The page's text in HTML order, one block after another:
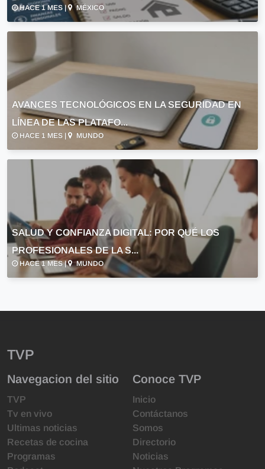
HACE 1 MES | MÉXICO
AVANCES TECNOLÓGICOS EN LA SEGURIDAD EN
LÍNEA DE LAS PLATAFO...
HACE 1 MES | MUNDO
SALUD Y CONFIANZA DIGITAL: POR QUÉ LOS
PROFESIONALES DE LA S...
HACE 1 MES | MUNDO
TVP
Navegacion del sitio
TVP
Tv en vivo
Ultimas noticias
Recetas de cocina
Programas
Conoce TVP
Inicio
Contáctanos
Somos
Directorio
Noticias